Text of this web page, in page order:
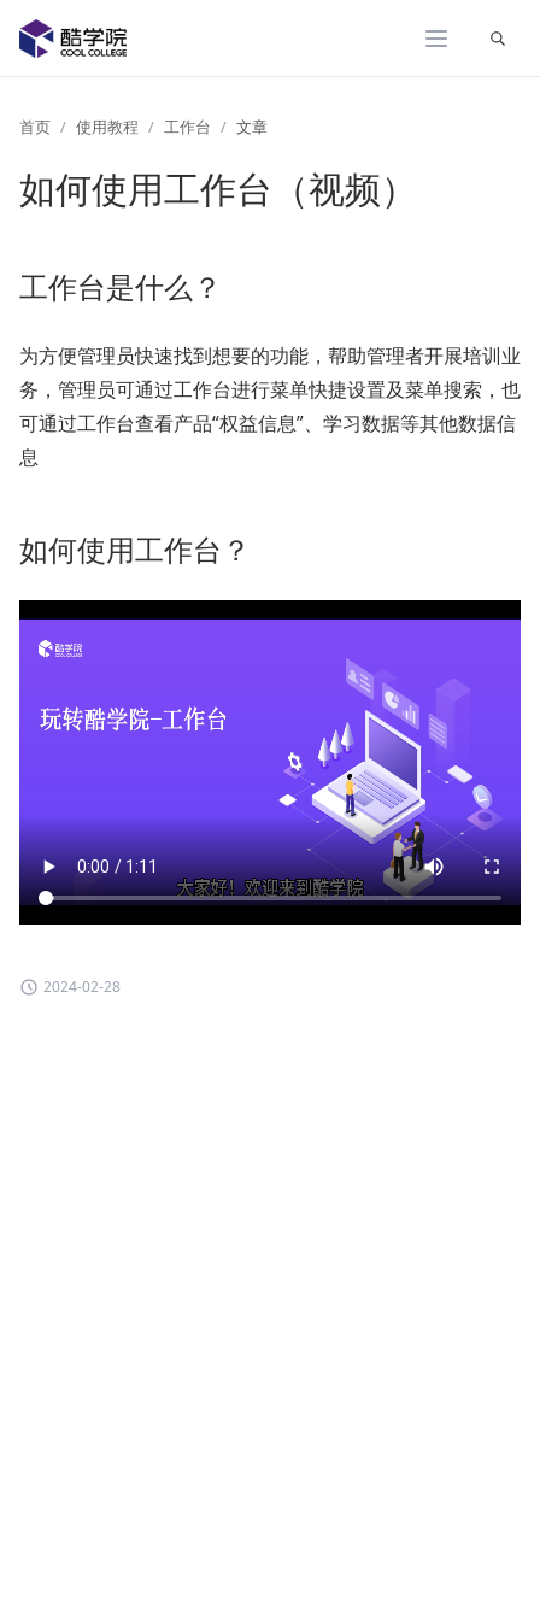
展开
首页 使用教程 工作台 文章
如何使用工作台（视频）
工作台是什么？
为方便管理员快速找到想要的功能，帮助管理者开展培训业
务，管理员可通过工作台进行菜单快捷设置及菜单搜索，也
可通过工作台查看产品“权益信息”、学习数据等其他数据信
息
如何使用工作台？
2024-02-28